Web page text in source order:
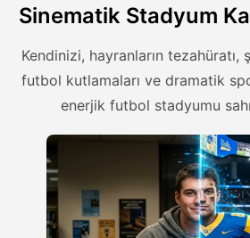
Sinematik Stadyum
Kendinizi, hayranların tezahüratı,
futbol kutlamaları ve dramatik
enerjik futbol stadyumu